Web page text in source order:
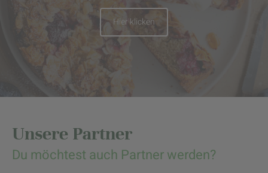
Hier klicken
Unsere Partner
Du möchtest auch Partner werden?